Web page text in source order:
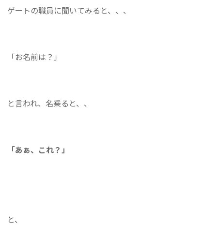
ゲートの職員に聞いてみると、、、
「お名前は？」
と言われ、名乗ると、、
「あぁ、これ？」
と、